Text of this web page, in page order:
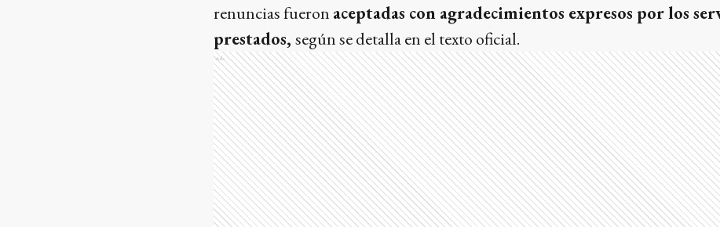
renuncias fueron aceptadas con agradecimientos expresos por los
prestados, según se detalla en el texto oficial.
Ads